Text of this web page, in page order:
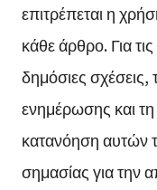
επιτρέπεται η
κάθε άρθρο. Για
δημόσιες σχέσεις,
ενημέρωσης και
κατανόηση αυτών
σημασίας για την